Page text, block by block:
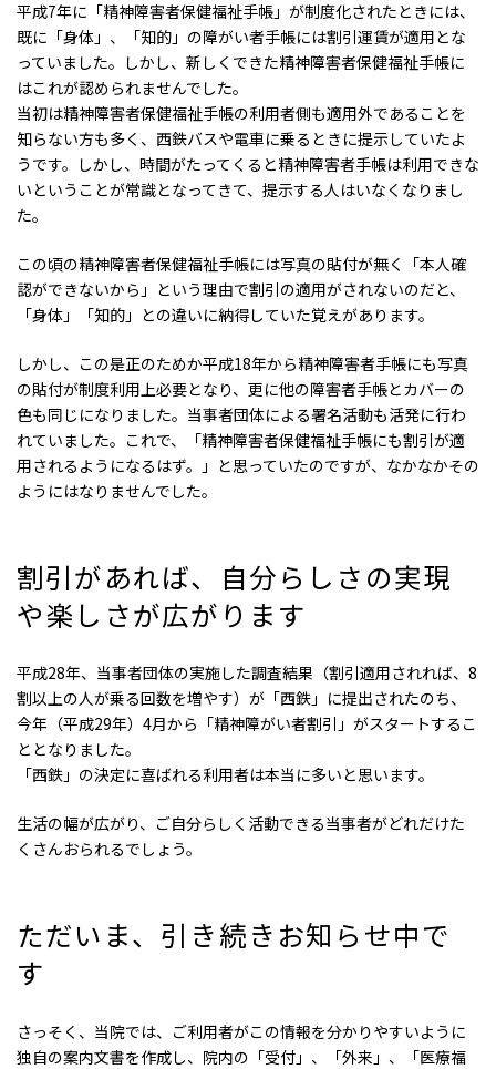
平成7年に「精神障害者保健福祉手帳」が制度化されたときには、
既に「身体」、「知的」の障がい者手帳には割引運賃が適用とな
っていました。しかし、新しくできた精神障害者保健福祉手帳に
はこれが認められませんでした。
当初は精神障害者保健福祉手帳の利用者側も適用外であることを
知らない方も多く、西鉄バスや電車に乗るときに提示していたよ
うです。しかし、時間がたってくると精神障害者手帳は利用できな
いということが常識となってきて、提示する人はいなくなりまし
た。
この頃の精神障害者保健福祉手帳には写真の貼付が無く「本人確
認ができないから」という理由で割引の適用がされないのだと、
「身体」「知的」との違いに納得していた覚えがあります。
しかし、この是正のためか平成18年から精神障害者手帳にも写真
の貼付が制度利用上必要となり、更に他の障害者手帳とカバーの
色も同じになりました。当事者団体による署名活動も活発に行わ
れていました。これで、「精神障害者保健福祉手帳にも割引が適
用されるようになるはず。」と思っていたのですが、なかなかその
ようにはなりませんでした。
割引があれば、
自分らしさの実現
や楽しさが広がります
平成28年、当事者団体の実施した調査結果（割引適用されれば、8
割以上の人が乗る回数を増やす）が「西鉄」に提出されたのち、
今年（平成29年）4月から「精神障がい者割引」がスタートするこ
ととなりました。
「西鉄」の決定に喜ばれる利用者は本当に多いと思います。
生活の幅が広がり、ご自分らしく活動できる当事者がどれだけた
くさんおられるでしょう。
ただいま、 引き続きお知らせ中で
す
さっそく、当院では、ご利用者がこの情報を分かりやすいように
独自の案内文書を作成し、院内の「受付」、「外来」、「医療福